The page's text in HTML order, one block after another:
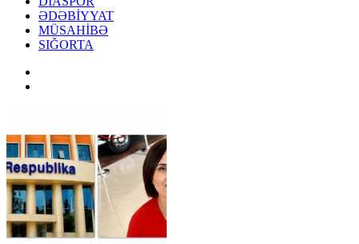
ƏDƏBİYYAT
MÜSAHİBƏ
SIĞORTA